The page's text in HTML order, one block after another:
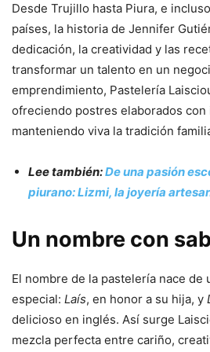
Desde Trujillo hasta Piura, e
países, la historia de Jennifer
dedicación, la creatividad y las
transformar un talento en un
emprendimiento, Pastelería
ofreciendo postres elaborados
manteniendo viva la tradición
Lee también:De una pasión
piurano: Lizmi, la joyería
Un nombre con
El nombre de la pastelería nace de
especial: Laís, en honor a su hija, y
delicioso en inglés. Así surge
mezcla perfecta entre cariño,